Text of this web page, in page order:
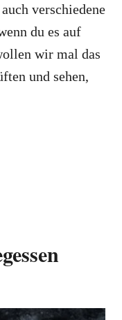
verschiedene
du es auf
wir mal das
und sehen,